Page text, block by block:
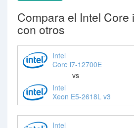
Compara el Intel Core
con otros
Intel
Core i7-12700E
vs
Intel
Xeon E5-2618L v3
Intel